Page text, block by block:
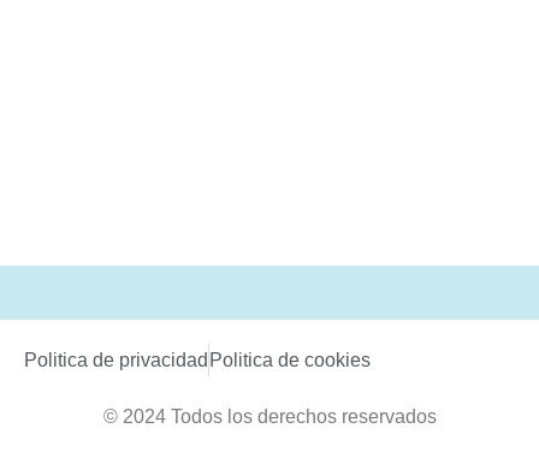
Politica de privacidadPolitica de cookies
© 2024 Todos los derechos reservados